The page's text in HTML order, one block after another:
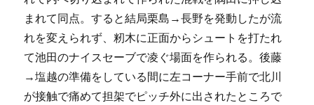
まれて同点。すると結局栗島→長野を発動したが流
れを変えられず、籾木に正面からシュートを打たれ
て池田のナイスセーブで凌ぐ場面を作られる。後藤
→塩越の準備をしている間に左コーナー手前で北川
が接触で痛めて担架でピッチ外に出されたところで